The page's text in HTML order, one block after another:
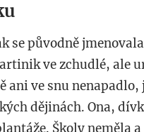
se původně
ve zchudlé, ale
ani ve snu
dějinách. Ona,
Školy neměla a